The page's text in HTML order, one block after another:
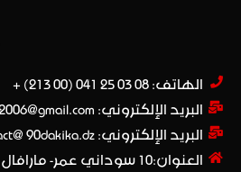
الهاتف: 08 03 25 041 (00 213) +​
البريد الإلكتروني: journal90minutes2006@gmail.com
البريد الإلكتروني: contact@ 90dakika.dz
العنوان:10 سوداني عمر- مارافال - وهران, الجزائر.